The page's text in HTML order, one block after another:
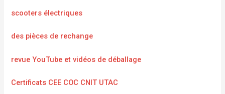
scooters électriques
des pièces de rechange
revue YouTube et vidéos de déballage
Certificats CEE COC CNIT UTAC